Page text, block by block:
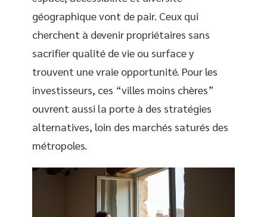
géographique vont de pair. Ceux qui
cherchent à devenir propriétaires sans
sacrifier qualité de vie ou surface y
trouvent une vraie opportunité. Pour les
investisseurs, ces “villes moins chères”
ouvrent aussi la porte à des stratégies
alternatives, loin des marchés saturés des
métropoles.